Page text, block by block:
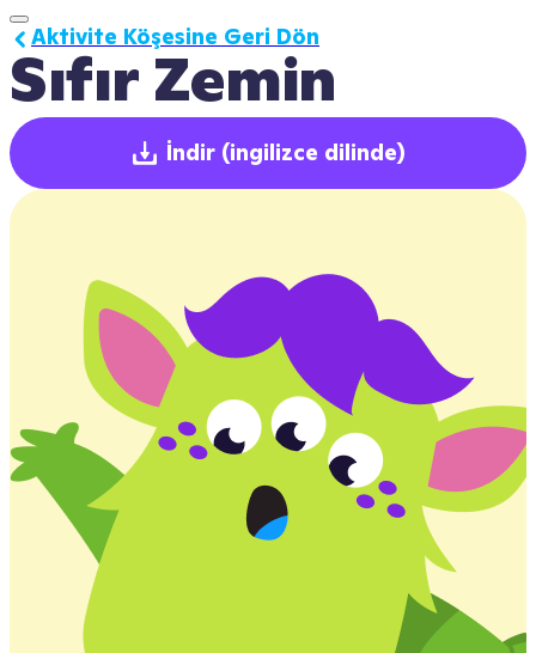
Sıfır Zemin
Aktivite Köşesine Geri Dön
İndir (ingilizce dilinde)